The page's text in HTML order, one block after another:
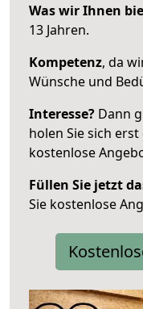
Was wir Ihnen
13 Jahren.
Kompetenz, da
Wünsche und
Interesse? Dann
holen Sie sich
kostenlose
Füllen Sie jetzt
Sie kostenlose